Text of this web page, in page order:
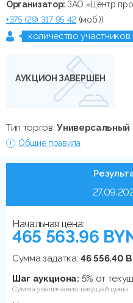
Организатор: ЗАО «Центр
+375 (29) 317 95 42(моб.))
количество участников
АУКЦИОН ЗАВЕРШЕН
Тип торгов:Универсальный
Общие правила
Начальная цена:
465 563.96
Сумма задатка:46 556.40
Шаг аукциона: 5% от
Сумма увеличения текущей цены